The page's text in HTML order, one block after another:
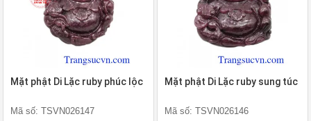
Mặt phật Di Lặc ruby phúc lộc
Mã số: TSVN026147
Mặt phật Di Lặc ruby sung túc
Mã số: TSVN026146